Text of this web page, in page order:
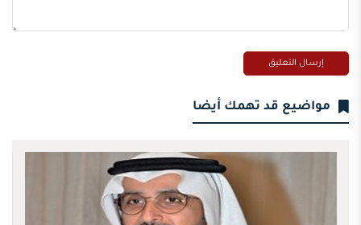
مواضيع قد تهمك أيضا